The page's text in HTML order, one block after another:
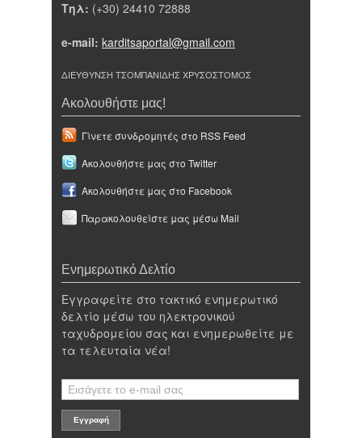
Τηλ: (+30) 24410 72888
e-mail: karditsaportal@gmail.com
ΔΙΕΥΘΥΝΣΗ ΤΣΟΜΠΑΝΙΔΗΣ ΧΡΥΣΟΣΤΟΜΟΣ
Ακολουθήστε μας!
Γίνετε συνδρομητές στο RSS Feed
Ακολουθήστε μας στο Twitter
Ακολουθήστε μας στο Facebook
Παρακολουθείστε μας μέσω Mail
Ενημερωτικό Δελτίο
Εγγραφείτε στο τακτικό ενημερωτικό
δελτίο μέσω του ηλεκτρονικού
ταχυδρομείου σας και ενημερωθείτε με
τα τελευταία νέα!